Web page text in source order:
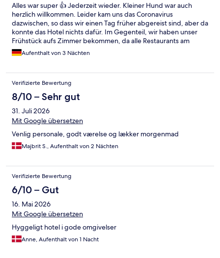
Alles war super 👍 Jederzeit wieder. Kleiner Hund war auch
herzlich willkommen. Leider kam uns das Coronavirus
dazwischen, so dass wir einen Tag früher abgereist sind, aber da
konnte das Hotel nichts dafür. Im Gegenteil, wir haben unser
Frühstück aufs Zimmer bekommen, da alle Restaurants am
nächsten Tag geschlossen wurden. Das Personal war sehr
bemüht. Gerne wieder....
Aufenthalt von 3 Nächten
Verifizierte Bewertung
8/10 – Sehr gut
31. Juli 2026
Mit Google übersetzen
Venlig personale, godt værelse og lækker morgenmad
Majbrit S., Aufenthalt von 2 Nächten
Verifizierte Bewertung
6/10 – Gut
16. Mai 2026
Mit Google übersetzen
Hyggeligt hotel i gode omgivelser
Anne, Aufenthalt von 1 Nacht